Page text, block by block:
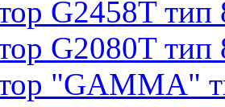
G2458T тип
G2080T тип
"GAMMA"